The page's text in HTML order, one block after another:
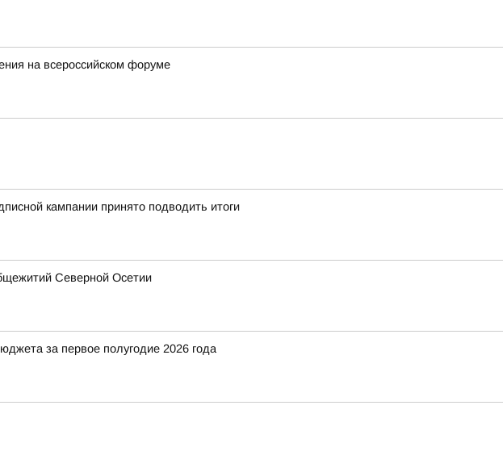
на всероссийском форуме
кампании принято подводить итоги
Северной Осетии
за первое полугодие 2026 года